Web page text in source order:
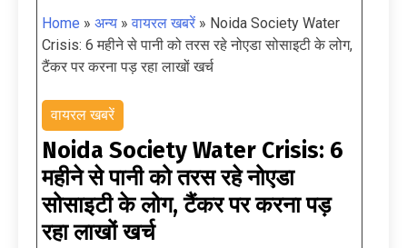
Home » अन्य »वायरल खबरें » Noida Society Water
Crisis: 6 महीने से पानी को तरस रहे नोएडा सोसाइटी के लोग,
टैंकर पर करना पड़ रहा लाखों खर्च
वायरल खबरें
Noida Society Water Crisis: 6
महीने से पानी को तरस रहे नोएडा
सोसाइटी के लोग, टैंकर पर करना पड़
रहा लाखों खर्च